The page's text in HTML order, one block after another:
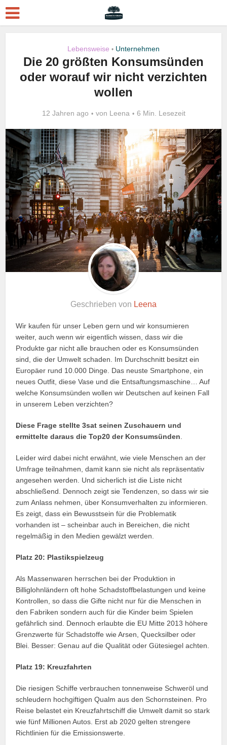
Lebensweise • Unternehmen
Die 20 größten Konsumsünden
oder worauf wir nicht verzichten
wollen
12 Jahren ago von Leena 6 Min. Lesezeit
Geschrieben von Leena
Wir kaufen für unser Leben gern und wir konsumieren
weiter, auch wenn wir eigentlich wissen, dass wir die
Produkte gar nicht alle brauchen oder es Konsumsünden
sind, die der Umwelt schaden. Im Durchschnitt besitzt ein
Europäer rund 10.000 Dinge. Das neuste Smartphone, ein
neues Outfit, diese Vase und die Entsaftungsmaschine… Auf
welche Konsumsünden wollen wir Deutschen auf keinen Fall
in unserem Leben verzichten?
Diese Frage stellte 3sat seinen Zuschauern und
ermittelte daraus die Top20 der Konsumsünden
Leider wird dabei nicht erwähnt, wie viele Menschen an der
Umfrage teilnahmen, damit kann sie nicht als repräsentativ
angesehen werden. Und sicherlich ist die Liste nicht
abschließend. Dennoch zeigt sie Tendenzen, so dass wir sie
zum Anlass nehmen, über Konsumverhalten zu informieren.
Es zeigt, dass ein Bewusstsein für die Problematik
vorhanden ist – scheinbar auch in Bereichen, die nicht
regelmäßig in den Medien gewälzt werden.
Platz 20: Plastikspielzeug
Als Massenwaren herrschen bei der Produktion in
Billiglohnländern oft hohe Schadstoffbelastungen und keine
Kontrollen, so dass die Gifte nicht nur für die Menschen in
den Fabriken sondern auch für die Kinder beim Spielen
gefährlich sind. Dennoch erlaubte die EU Mitte 2013 höhere
Grenzwerte für Schadstoffe wie Arsen, Quecksilber oder
Blei. Besser: Genau auf die Qualität oder Gütesiegel achten.
Platz 19: Kreuzfahrten
Die riesigen Schiffe verbrauchen tonnenweise Schweröl und
schleudern hochgiftigen Qualm aus den Schornsteinen. Pro
Reise belastet ein Kreuzfahrtschiff die Umwelt damit so stark
wie fünf Millionen Autos. Erst ab 2020 gelten strengere
Richtlinien für die Emissionswerte.